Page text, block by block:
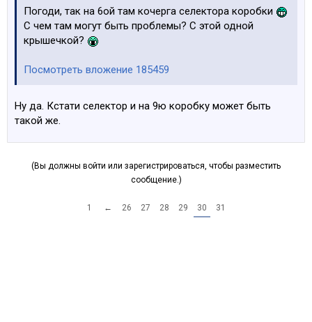
Погоди, так на 6ой там кочерга селектора коробки
С чем там могут быть проблемы? С этой одной
крышечкой?
Посмотреть вложение 185459
Ну да. Кстати селектор и на 9ю коробку может быть
такой же.
(Вы должны войти или зарегистрироваться, чтобы разместить
сообщение.)
1 ← 26 27 28 29 30 31